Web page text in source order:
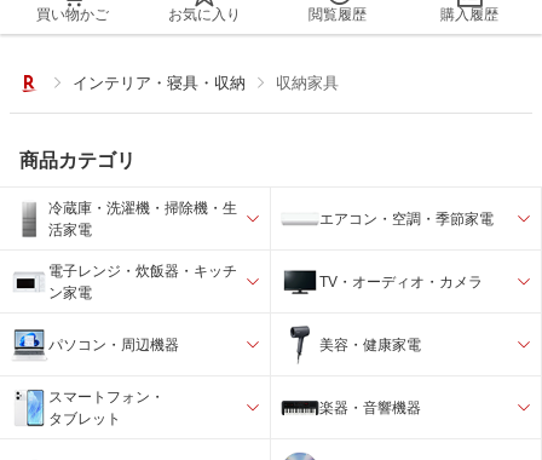
買い物かご お気に入り 閲覧履歴 購入履歴
インテリア・寝具・収納 収納家具
商品カテゴリ
冷蔵庫・洗濯機・掃除機・生
活家電
エアコン・空調・季節家電
電子レンジ・炊飯器・キッチ
ン家電
TV・オーディオ・カメラ
パソコン・周辺機器 美容・健康家電
スマートフォン・
タブレット
楽器・音響機器